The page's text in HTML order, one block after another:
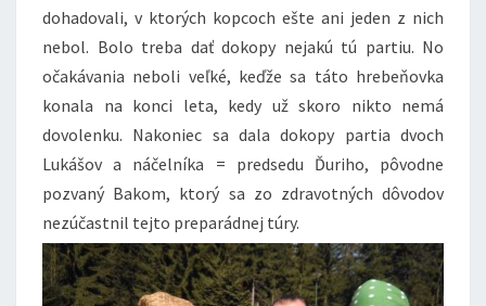
dohadovali, v ktorých kopcoch ešte ani jeden z nich
nebol. Bolo treba dať dokopy nejakú tú partiu. No
očakávania neboli veľké, keďže sa táto hrebeňovka
konala na konci leta, kedy už skoro nikto nemá
dovolenku. Nakoniec sa dala dokopy partia dvoch
Lukášov a náčelníka = predsedu Ďuriho, pôvodne
pozvaný Bakom, ktorý sa zo zdravotných dôvodov
nezúčastnil tejto preparádnej túry.